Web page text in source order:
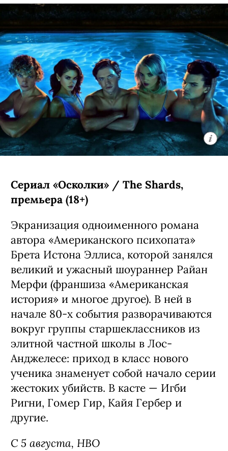
Сериал «Осколки» / The Shards,
премьера (18+)
Экранизация одноименного романа
автора «Американского психопата»
Брета Истона Эллиса, которой занялся
великий и ужасный шоураннер Райан
Мерфи (франшиза «Американская
история» и многое другое). В ней в
начале 80-х события разворачиваются
вокруг группы старшеклассников из
элитной частной школы в Лос-
Анджелесе: приход в класс нового
ученика знаменует собой начало серии
жестоких убийств. В касте — Игби
Ригни, Гомер Гир, Кайя Гербер и
другие.
С 5 августа, HBO